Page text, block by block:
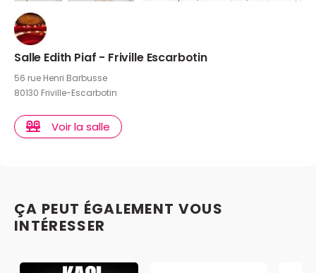
Salle Edith Piaf - Friville Escarbotin
56 rue Henri Barbusse
80130 Friville-Escarbotin
Voir la salle
ÇA PEUT ÉGALEMENT VOUS
INTÉRESSER